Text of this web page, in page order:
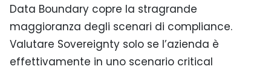
Data Boundary copre la stragrande
maggioranza degli scenari di compliance.
Valutare Sovereignty solo se l’azienda è
effettivamente in uno scenario critical